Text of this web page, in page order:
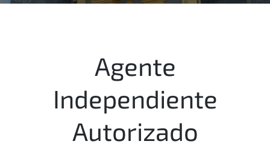
Agente
Independiente
Autorizado